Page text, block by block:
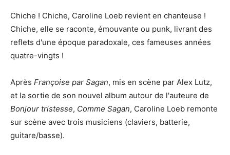
Chiche ! Chiche, Caroline Loeb revient en chanteuse !
Chiche, elle se raconte, émouvante ou punk, livrant des
reflets d'une époque paradoxale, ces fameuses années
quatre-vingts !
Après Françoise par Sagan, mis en scène par Alex Lutz,
et la sortie de son nouvel album autour de l'auteure de
Bonjour tristesse, Comme Sagan, Caroline Loeb remonte
sur scène avec trois musiciens (claviers, batterie,
guitare/basse).